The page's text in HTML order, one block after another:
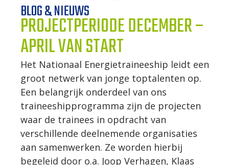
CONTACT
BLOG & NIEUWS
PROJECTPERIODE DECEMBER –
APRIL VAN START
Het Nationaal Energietraineeship leidt een
groot netwerk van jonge toptalenten op.
Een belangrijk onderdeel van ons
traineeshipprogramma zijn de projecten
waar de trainees in opdracht van
verschillende deelnemende organisaties
aan samenwerken. Ze worden hierbij
begeleid door o.a. Joop Verhagen, Klaas